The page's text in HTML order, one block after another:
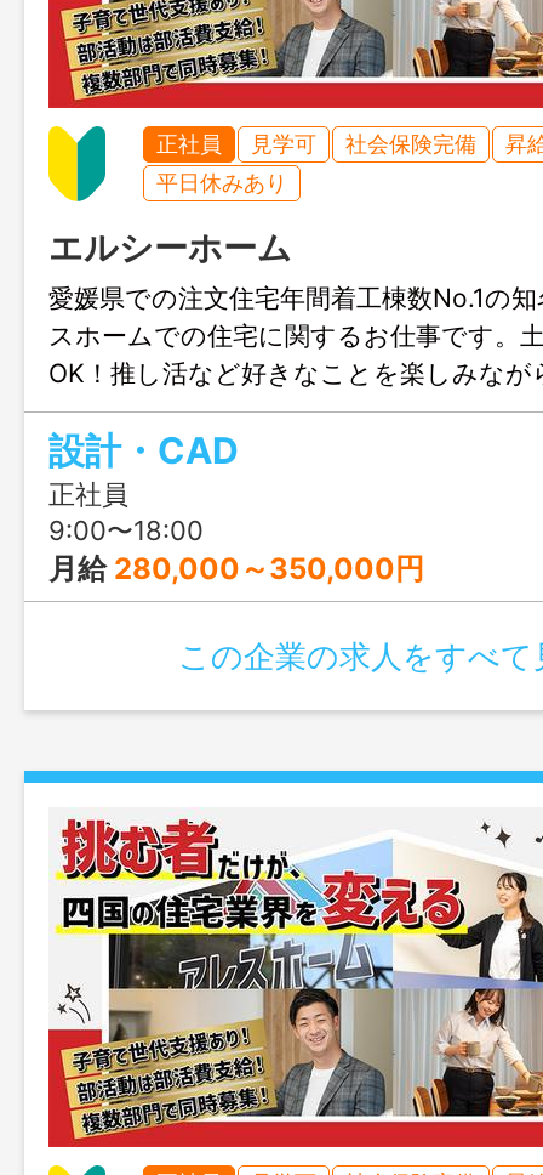
正社員 見学可 社会保険完備
昇
平日休みあり
エルシーホーム
愛媛県での注文住宅年間着工棟数No.1の
スホームでの住宅に関するお仕事です。
OK！推し活など好きなことを楽しみな
きます♪結婚や出産のタイミングでも安心
も充実！人生設計が変わっても安定して
リアチェンジしてみませんか？職場見学
ます！
設計・CAD
正社員
9:00〜18:00
月給 280,000～350,000円
この企業の求人をすべて